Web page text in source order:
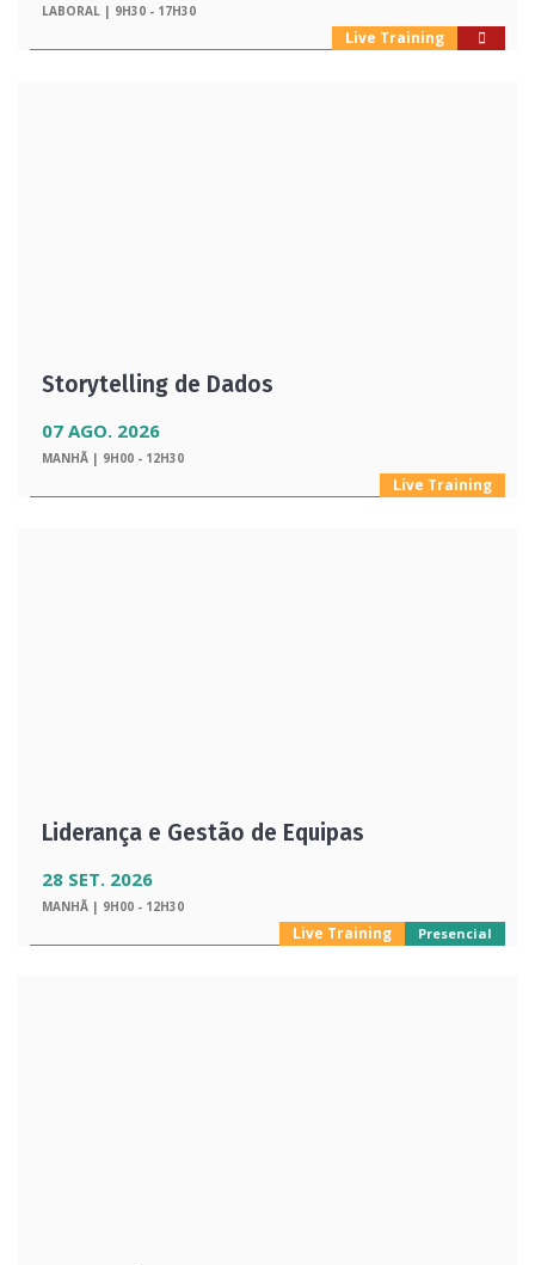
LABORAL | 9H30 - 17H30
Live Training
Storytelling de Dados
07 AGO. 2026
MANHÃ | 9H00 - 12H30
Live Training
Liderança e Gestão de Equipas
28 SET. 2026
MANHÃ | 9H00 - 12H30
Live Training Presencial